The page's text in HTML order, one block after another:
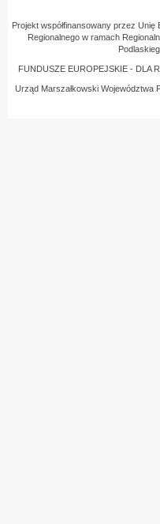
Projekt współfinansowany przez
Regionalnego w ramach
FUNDUSZE EUROPEJSKIE - DLA
Urząd Marszałkowski Województwa